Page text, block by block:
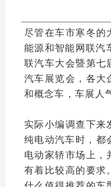
尽管在车市寒冬的
能源和智能网联汽
联汽车大会暨第七
汽车展览会，各大
和概念车，车展人
实际小编调查下来
纯电动汽车时，都
电动家轿市场上，
有着比较高的要求